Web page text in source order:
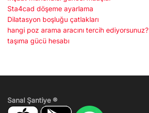
Sta4cad döşeme ayarlama
Dilatasyon boşluğu çatlakları
hangi poz arama aracını tercih ediyorsunuz?
taşıma gücü hesabı
Sanal Şantiye ®